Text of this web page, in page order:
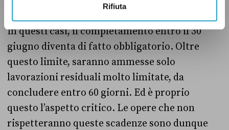
Rifiuta
In questi casi, il completamento entro il 30
giugno diventa di fatto obbligatorio. Oltre
questo limite, saranno ammesse solo
lavorazioni residuali molto limitate, da
concludere entro 60 giorni. Ed è proprio
questo l’aspetto critico. Le opere che non
rispetteranno queste scadenze sono dunque